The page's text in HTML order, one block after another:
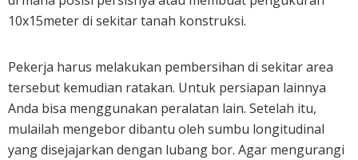
10x15meter di sekitar tanah konstruksi.
Pekerja harus melakukan pembersihan di sekitar area
tersebut kemudian ratakan. Untuk persiapan lainnya
Anda bisa menggunakan peralatan lain. Setelah itu,
mulailah mengebor dibantu oleh sumbu longitudinal
yang disejajarkan dengan lubang bor. Agar mengurangi